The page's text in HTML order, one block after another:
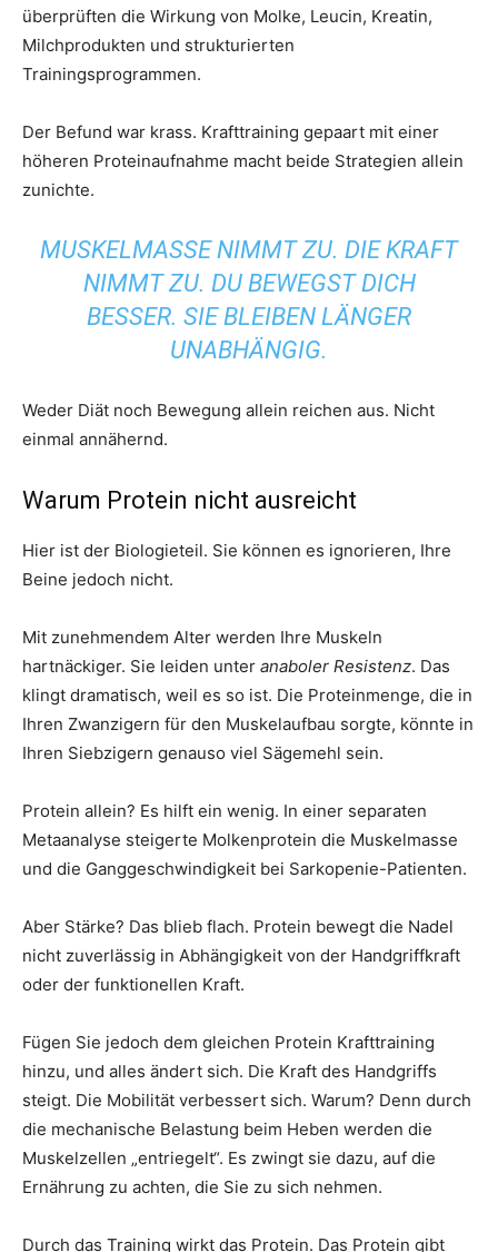
überprüften die Wirkung von Molke, Leucin, Kreatin,
Milchprodukten und strukturierten
Trainingsprogrammen.
Der Befund war krass. Krafttraining gepaart mit einer
höheren Proteinaufnahme macht beide Strategien allein
zunichte.
MUSKELMASSE NIMMT ZU. DIE KRAFT
NIMMT ZU. DU BEWEGST DICH
BESSER. SIE BLEIBEN LÄNGER
UNABHÄNGIG.
Weder Diät noch Bewegung allein reichen aus. Nicht
einmal annähernd.
Warum Protein nicht ausreicht
Hier ist der Biologieteil. Sie können es ignorieren, Ihre
Beine jedoch nicht.
Mit zunehmendem Alter werden Ihre Muskeln
hartnäckiger. Sie leiden unter anaboler Resistenz. Das
klingt dramatisch, weil es so ist. Die Proteinmenge, die in
Ihren Zwanzigern für den Muskelaufbau sorgte, könnte in
Ihren Siebzigern genauso viel Sägemehl sein.
Protein allein? Es hilft ein wenig. In einer separaten
Metaanalyse steigerte Molkenprotein die Muskelmasse
und die Ganggeschwindigkeit bei Sarkopenie-Patienten.
Aber Stärke? Das blieb flach. Protein bewegt die Nadel
nicht zuverlässig in Abhängigkeit von der Handgriffkraft
oder der funktionellen Kraft.
Fügen Sie jedoch dem gleichen Protein Krafttraining
hinzu, und alles ändert sich. Die Kraft des Handgriffs
steigt. Die Mobilität verbessert sich. Warum? Denn durch
die mechanische Belastung beim Heben werden die
Muskelzellen „entriegelt“. Es zwingt sie dazu, auf die
Ernährung zu achten, die Sie zu sich nehmen.
Durch das Training wirkt das Protein. Das Protein gibt